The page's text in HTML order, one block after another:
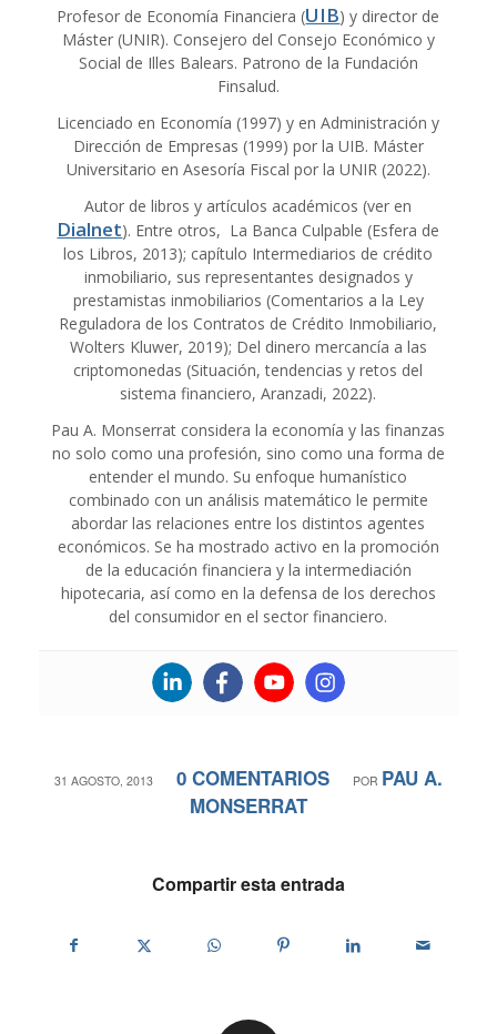
Profesor de Economía Financiera (UIB) y director de
Máster (UNIR). Consejero del Consejo Económico y
Social de Illes Balears. Patrono de la Fundación
Finsalud.
Licenciado en Economía (1997) y en Administración y
Dirección de Empresas (1999) por la UIB. Máster
Universitario en Asesoría Fiscal por la UNIR (2022).
Autor de libros y artículos académicos (ver en
Dialnet). Entre otros, La Banca Culpable (Esfera de
los Libros, 2013); capítulo Intermediarios de crédito
inmobiliario, sus representantes designados y
prestamistas inmobiliarios (Comentarios a la Ley
Reguladora de los Contratos de Crédito Inmobiliario,
Wolters Kluwer, 2019); Del dinero mercancía a las
criptomonedas (Situación, tendencias y retos del
sistema financiero, Aranzadi, 2022).
Pau A. Monserrat considera la economía y las finanzas
no solo como una profesión, sino como una forma de
entender el mundo. Su enfoque humanístico
combinado con un análisis matemático le permite
abordar las relaciones entre los distintos agentes
económicos. Se ha mostrado activo en la promoción
de la educación financiera y la intermediación
hipotecaria, así como en la defensa de los derechos
del consumidor en el sector financiero.
31 AGOSTO, 2013
/ 0 COMENTARIOS
/ POR PAU A.
MONSERRAT
Compartir esta entrada